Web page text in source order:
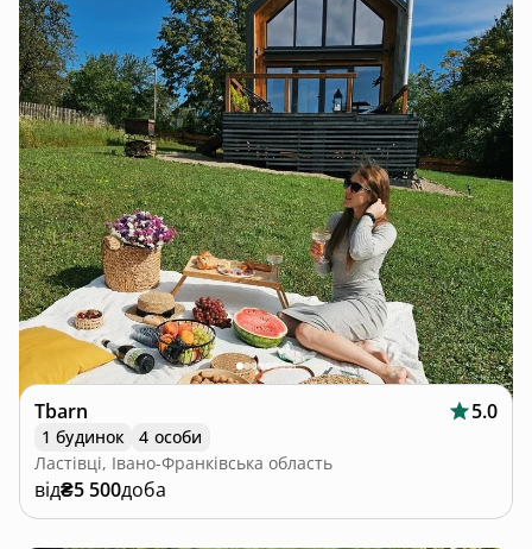
Tbarn 5.0
1 будинок
4 особи
Ластівці, Івано-Франківська область
від₴5 500доба